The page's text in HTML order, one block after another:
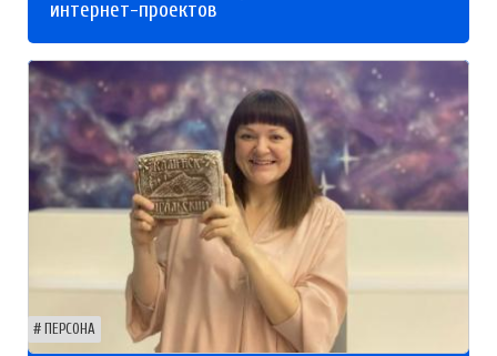
интернет-проектов
ПЕРСОНА